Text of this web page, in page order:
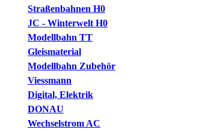
Straßenbahnen H0
JC - Winterwelt H0
Modellbahn TT
Gleismaterial
Modellbahn Zubehör
Viessmann
Digital, Elektrik
DONAU
Wechselstrom AC